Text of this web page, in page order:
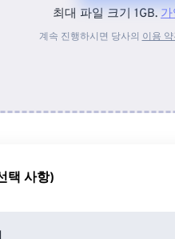
장치에
최대 파일 크기 1GB.
계속 진행하시면 당사의 이용
택 사항)